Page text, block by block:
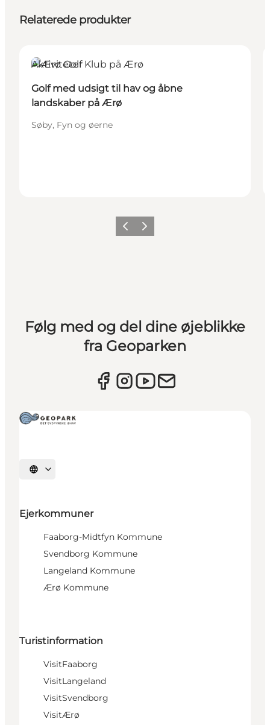
Relaterede produkter
Aktiviteter
Golf med udsigt til hav og åbne
landskaber på Ærø
Søby, Fyn og øerne
ForrigeNæste
Følg med og del dine øjeblikke
fra Geoparken
Vælg sprog
Ejerkommuner
Faaborg-Midtfyn Kommune
Svendborg Kommune
Langeland Kommune
Ærø Kommune
Turistinformation
VisitFaaborg
VisitLangeland
VisitSvendborg
VisitÆrø